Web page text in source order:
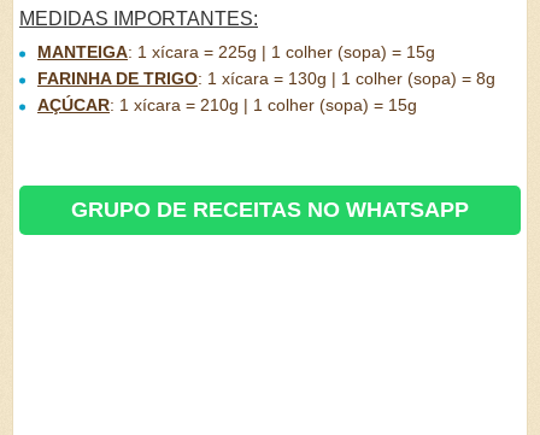
MEDIDAS IMPORTANTES:
MANTEIGA: 1 xícara = 225g | 1 colher (sopa) = 15g
FARINHA DE TRIGO: 1 xícara = 130g | 1 colher (sopa) = 8g
AÇÚCAR: 1 xícara = 210g | 1 colher (sopa) = 15g
GRUPO DE RECEITAS NO WHATSAPP